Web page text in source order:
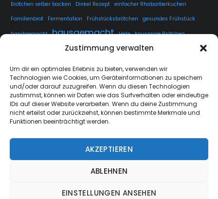
Zustimmung verwalten
Um dir ein optimales Erlebnis zu bieten, verwenden wir
Technologien wie Cookies, um Geräteinformationen zu speichern
und/oder darauf zuzugreifen. Wenn du diesen Technologien
zustimmst, können wir Daten wie das Surfverhalten oder eindeutige
IDs auf dieser Website verarbeiten. Wenn du deine Zustimmung
nicht erteilst oder zurückziehst, können bestimmte Merkmale und
Funktionen beeinträchtigt werden.
AKZEPTIEREN
ABLEHNEN
EINSTELLUNGEN ANSEHEN
Brötchen selber backen
Dinkel Rezept
einfacher Rhabarberkuchen
Familienbrot
Fermentation Frühstücksbrötchen gesundes Frühstück
handgemacht hausgemacht Hefe knusprige Brötchen
kuchen lange Teigführung Langzeitführung
Sauerteig
Sauerteig fermentieren Sauerteig Rezept selbstgemacht Sesam
Weissbrot
Übernachtgare
Top